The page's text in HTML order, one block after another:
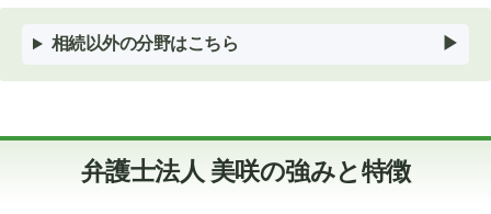
相続以外の分野はこちら
弁護士法人 美咲の強みと特徴